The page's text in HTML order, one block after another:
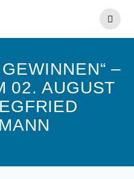
–
02. AUGUST